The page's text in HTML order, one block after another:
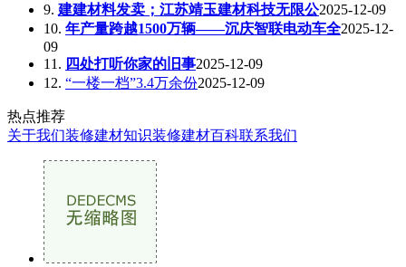
9. 建建材料发卖；江苏靖玉建材科技无限公2025-12-09
10. 年产量跨越1500万辆——沉庆智联电动车全2025-12-
09
11. 四处打听你家的旧事2025-12-09
12. “一楼一档”3.4万余份2025-12-09
热点推荐
关于我们装修建材知识装修建材百科联系我们